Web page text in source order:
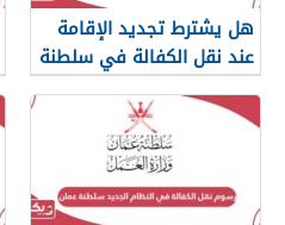
هل يشترط تجديد الإقامة
عند نقل الكفالة في سلطنة
عمان؟